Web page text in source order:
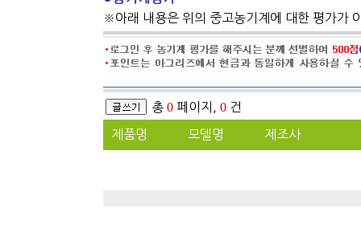
※아래 내용은 위의 중고농기계에 대한 평가가
총 0 페이지, 0 건
제품명 모델명 제조사